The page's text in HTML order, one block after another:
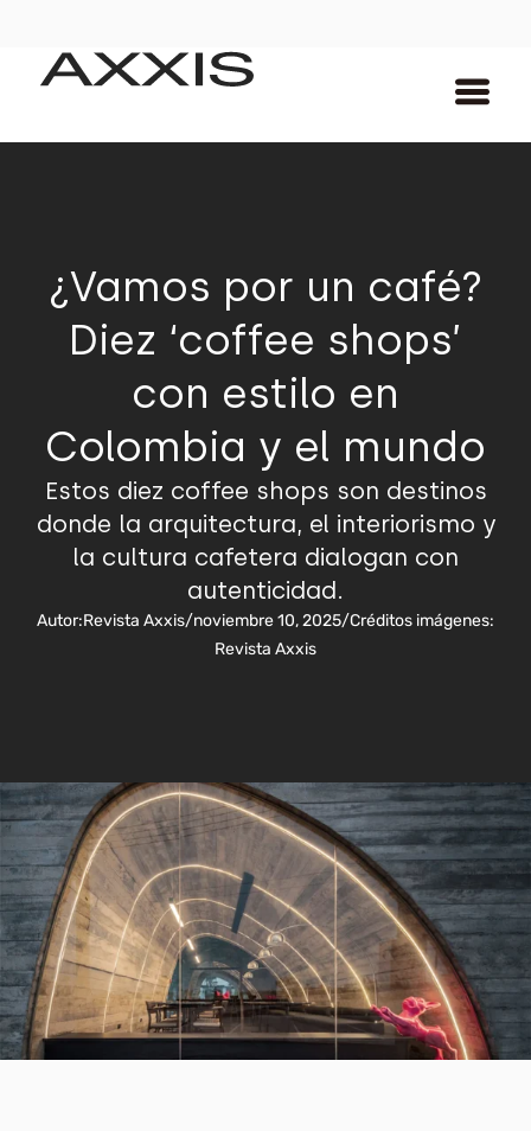
¿Vamos por un café?
Diez ‘coffee shops’
con estilo en
Colombia y el mundo
Estos diez coffee shops son destinos
donde la arquitectura, el interiorismo y
la cultura cafetera dialogan con
autenticidad.
Autor:Revista Axxis/noviembre 10, 2025/Créditos imágenes:
Revista Axxis